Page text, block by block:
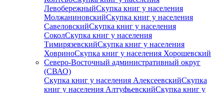
ЛевобережныйСкупка книг у населения
МолжаниновскийСкупка книг у населения
СавеловскийСкупка книг у населения
СоколСкупка книг у населения
ТимирязевскийСкупка книг у населения
ХовриноСкупка книг у населения Хорошевский
Северо-Восточный административный округ
(СВАО)
Скупка книг у населения АлексеевскийСкупка
книг у населения АлтуфьевскийСкупка книг у